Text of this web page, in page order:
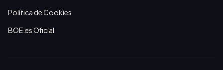
Política de Cookies
BOE.es Oficial